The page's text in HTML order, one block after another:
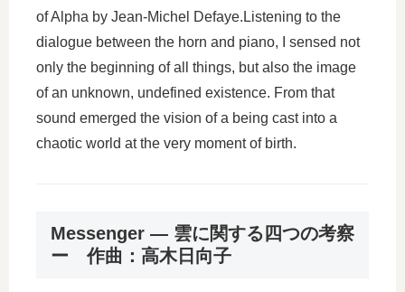
of Alpha by Jean-Michel Defaye.Listening to the
dialogue between the horn and piano, I sensed not
only the beginning of all things, but also the image
of an unknown, undefined existence. From that
sound emerged the vision of a being cast into a
chaotic world at the very moment of birth.
Messenger ― 雲に関する四つの考察
ー 作曲：高木日向子